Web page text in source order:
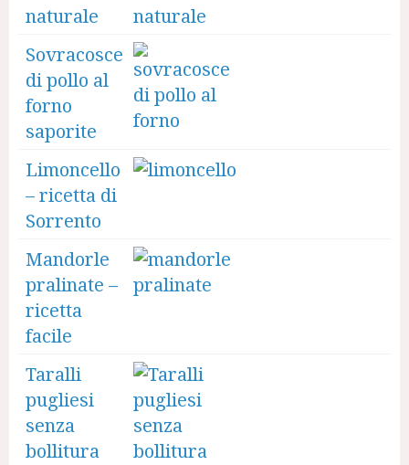
naturale
Sovracosce
di pollo al
forno
saporite
Limoncello
– ricetta di
Sorrento
Mandorle
pralinate –
ricetta
facile
Taralli
pugliesi
senza
bollitura